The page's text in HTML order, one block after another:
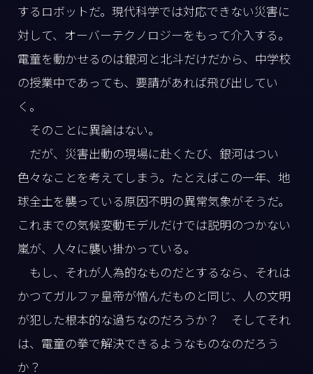
するロボットだ。現代科学では対応できない災害に
対して、オーバーテクノロジーをもって介入する。
電童を動かせるのは銀河と北斗だけだから、中学校
の授業中であっても、要請があれば飛び出してい
く。
そのことに異論はない。
だが、災害出動の現場に赴くたび、銀河はつい
色々なことを考えてしまう。たとえばこの一年、地
球全土を襲っている原因不明の異常気象がそうだ。
これまでの気候変動モデルだけでは説明のつかない
嵐が、人々に襲い掛かっている。
もし、それが人為的なものだとするなら、それは
かつてガルファ皇帝が憎んだものと同じ、人の文明
が犯した根本的な過ちなのだろうか？ そしてそれ
は、電童の拳で解決できるようなものなのだろう
か？